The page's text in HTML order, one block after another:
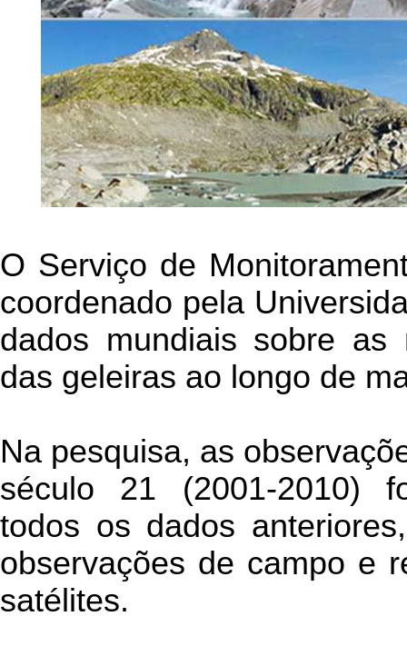
O Serviço de
coordenado pela
dados mundiais sobre as
das geleiras ao longo de
Na pesquisa, as
século 21 (2001-2010)
todos os dados
observações de campo e
satélites.